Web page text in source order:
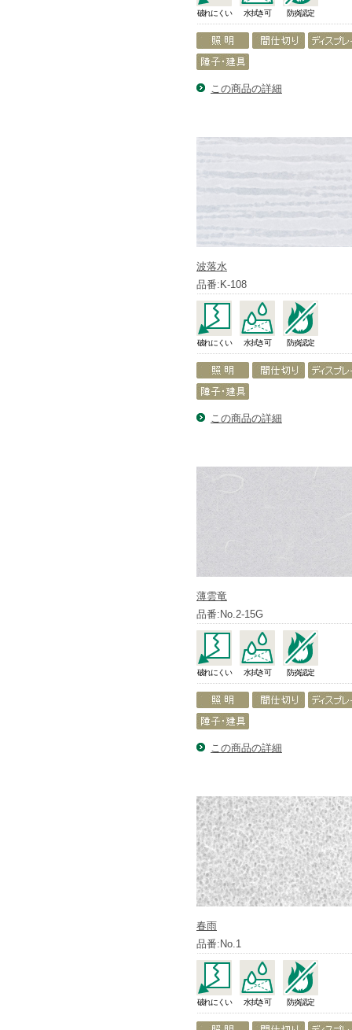
破れにくい 水拭き可 防炎認定
この商品の詳細
波落水
品番:K-108
破れにくい 水拭き可 防炎認定
この商品の詳細
薄雲竜
品番:No.2-15G
破れにくい 水拭き可 防炎認定
この商品の詳細
春雨
品番:No.1
破れにくい 水拭き可 防炎認定